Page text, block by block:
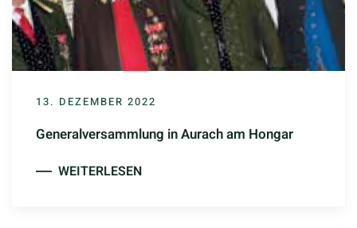
13. DEZEMBER 2022
Generalversammlung in Aurach am Hongar
WEITERLESEN